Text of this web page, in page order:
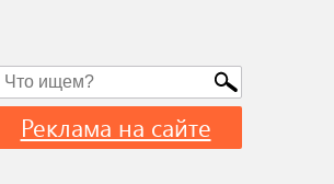
Реклама на сайте